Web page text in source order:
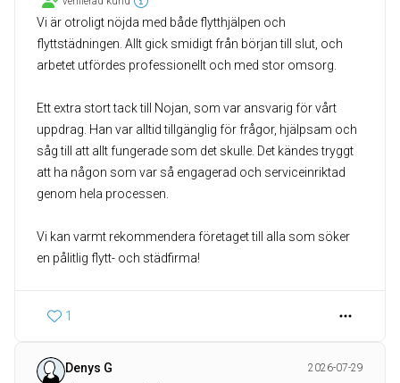
Vi är otroligt nöjda med både flytthjälpen och
flyttstädningen. Allt gick smidigt från början till slut, och
arbetet utfördes professionellt och med stor omsorg.
Ett extra stort tack till Nojan, som var ansvarig för vårt
uppdrag. Han var alltid tillgänglig för frågor, hjälpsam och
såg till att allt fungerade som det skulle. Det kändes tryggt
att ha någon som var så engagerad och serviceinriktad
genom hela processen.
Vi kan varmt rekommendera företaget till alla som söker
en pålitlig flytt- och städfirma!
1
Denys G
2026-07-29